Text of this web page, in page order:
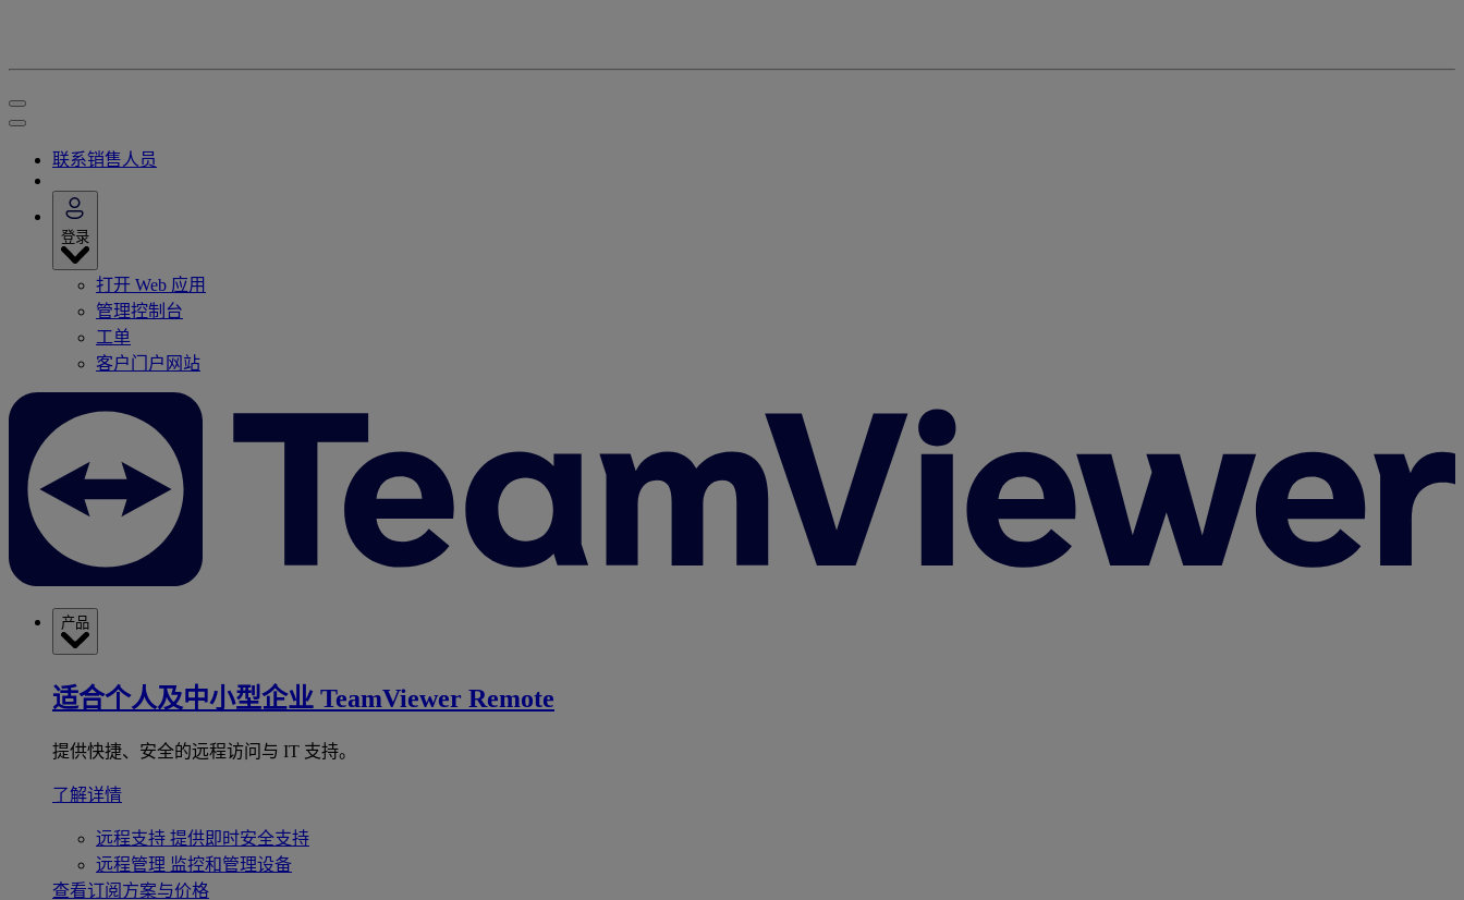
联系销售人员
登录
打开 Web 应用
管理控制台
工单
客户门户网站
产品
适合个人及中小型企业 TeamViewer Remote
提供快捷、安全的远程访问与 IT 支持。
了解详情
远程支持 提供即时安全支持
远程管理 监控和管理设备
查看订阅方案与价格